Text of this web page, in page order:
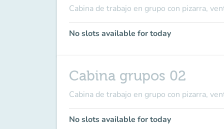
Cabina de trabajo en grupo con pizarra,
No slots available for today
Cabina grupos 02
Cabina de trabajo en grupo con pizarra,
No slots available for today